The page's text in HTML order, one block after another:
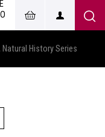
History Series